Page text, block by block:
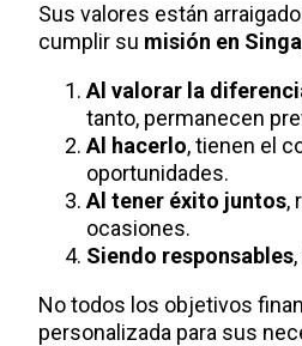
Sus valores están
cumplir su misión en
Al valorar la
tanto, permanecen
Al hacerlo, tienen el
oportunidades.
Al tener éxito juntos,
ocasiones.
Siendo responsables
No todos los objetivos
personalizada para sus